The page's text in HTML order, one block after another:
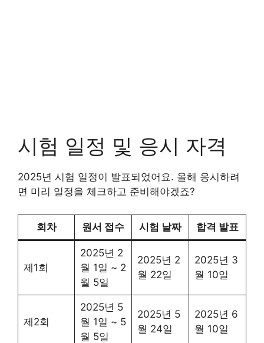
시험 일정 및 응시 자격
2025년 시험 일정이 발표되었어요. 올해 응시하려
면 미리 일정을 체크하고 준비해야겠죠?
회차 원서 접수 시험 날짜 합격 발표
제1회
2025년 2
월 1일 ~ 2
월 5일
2025년 2
월 22일
2025년 3
월 10일
제2회
2025년 5
월 1일 ~ 5
월 5일
2025년 5
월 24일
2025년 6
월 10일